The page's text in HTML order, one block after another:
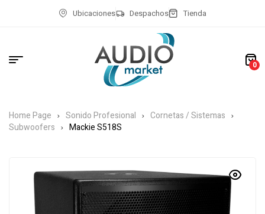
Ubicaciones Despachos Tienda
0
Home Page Sonido Profesional
Cornetas / Sistemas
Subwoofers
Mackie S518S